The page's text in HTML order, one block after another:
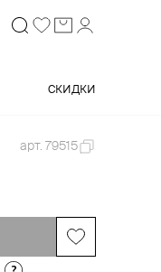
скидки
арт. 79515